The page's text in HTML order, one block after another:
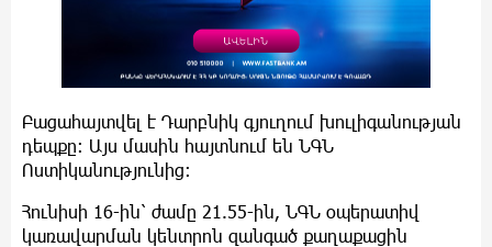
Բացահայտվել է Դարբնիկ գյուղում խուլիգանության
դեպքը: Այս մասին հայտնում են ՆԳՆ
Ոստիկանությունից:
Հունիսի 16-ին՝ ժամը 21.55-ին, ՆԳՆ օպերատիվ
կառավարման կենտրոն զանգած քաղաքացին